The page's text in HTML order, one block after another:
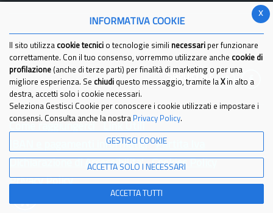
Seguici su:
IBAN e pagamenti informatici
Partita Iva
Dichiarazione di Accessibilita'
Cookies Policy
Privacy Policy
© 2021 Provincia della Spezia - Tutti i diritti riservati
x
INFORMATIVA COOKIE
Il sito utilizza cookie tecnici o tecnologie simili necessari per funzionare
correttamente. Con il tuo consenso, vorremmo utilizzare anche cookie di
profilazione (anche di terze parti) per finalità di marketing o per una
migliore esperienza. Se chiudi questo messaggio, tramite la Xin alto a
destra, accetti solo i cookie necessari.
Seleziona Gestisci Cookie per conoscere i cookie utilizzati e impostare i
consensi. Consulta anche la nostra Privacy Policy.
GESTISCI COOKIE
ACCETTA SOLO I NECESSARI
ACCETTA TUTTI